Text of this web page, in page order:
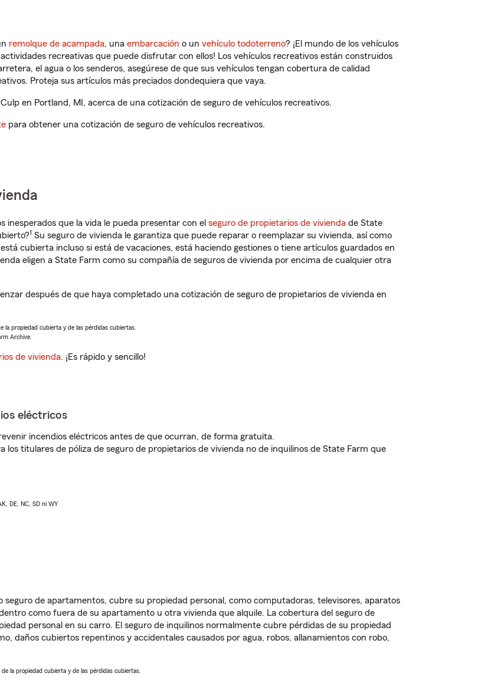
remolque de acampada, una embarcación o un vehículo todoterreno? ¡El mundo de los vehículos
recreativas que puede disfrutar con ellos! Los vehículos recreativos están construidos
el agua o los senderos, asegúrese de que sus vehículos tengan cobertura de calidad
Proteja sus artículos más preciados dondequiera que vaya.
en Portland, MI, acerca de una cotización de seguro de vehículos recreativos.
para obtener una cotización de seguro de vehículos recreativos.
inesperados que la vida le pueda presentar con el seguro de propietarios de vivienda de State
1 Su seguro de vivienda le garantiza que puede reparar o reemplazar su vivienda, así como
está cubierta incluso si está de vacaciones, está haciendo gestiones o tiene artículos guardados en
eligen a State Farm como su compañía de seguros de vivienda por encima de cualquier otra
después de que haya completado una cotización de seguro de propietarios de vivienda en
la propiedad cubierta y de las pérdidas cubiertas.
Archive.
de vivienda. ¡Es rápido y sencillo!
eléctricos
incendios eléctricos antes de que ocurran, de forma gratuita.
los titulares de póliza de seguro de propietarios de vivienda no de inquilinos de State Farm que
DE, NC, SD ni WY
seguro de apartamentos, cubre su propiedad personal, como computadoras, televisores, aparatos
como fuera de su apartamento u otra vivienda que alquile. La cobertura del seguro de
personal en su carro. El seguro de inquilinos normalmente cubre pérdidas de su propiedad
daños cubiertos repentinos y accidentales causados por agua, robos, allanamientos con robo,
la propiedad cubierta y de las pérdidas cubiertas.